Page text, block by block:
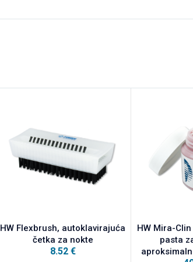
HW Flexbrush, autoklavirajuća
četka za nokte
8.52 €
HW Mira-
pasta